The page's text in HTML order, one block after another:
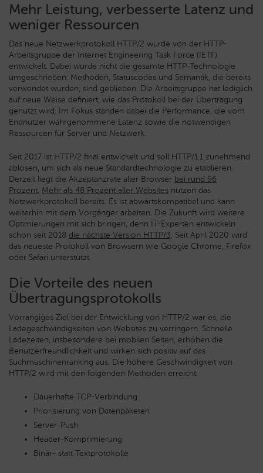
Mehr Leistung, verbesserte Latenz und
weniger Ressourcen
Das neue Netzwerkprotokoll HTTP/2 wurde von der HTTP-
Arbeitsgruppe der Internet Engineering Task Force (IETF)
entwickelt. Dabei wurde nicht die gesamte HTTP-Technologie
umgeschrieben: Methoden, Statuscodes und Semantik, die bereits
verwendet wurden, sind geblieben. Die Arbeitsgruppe hat lediglich
auf neue Weise definiert, wie das Protokoll bei der Übertragung
genutzt wird. Im Fokus standen dabei die Performance, die vom
Endnutzer wahrgenommene Latenz sowie die notwendigen
Ressourcen für Server und Netzwerk.
Seit 2017 ist HTTP/2 final entwickelt und soll HTTP/1.1 zunehmend
ablösen, um sich als neue Standardtechnologie zu etablieren.
Derzeit liegt die Akzeptanzrate aller Browser bei rund 96
Prozent. Mehr als 48 Prozent aller Websites nutzen das
Netzwerkprotokoll bereits. Es ist abwärtskompatibel und kann
weiterhin mit dem Vorgänger arbeiten. Die Zukunft wird weitere
Optimierungen mit sich bringen, denn IT-Experten entwickeln
schon seit 2018 die nächste Version HTTP/3. Seit April 2020 wird
das neueste Protokoll von Browsern wie Google Chrome, Firefox
oder Safari unterstützt.
Die Vorteile des neuen
Übertragungsprotokolls
Vorrangiges Ziel bei der Entwicklung von HTTP/2 war es, die
Ladegeschwindigkeiten von Websites zu verringern. Schnelle
Ladezeiten, insbesondere bei mobilen Seiten, erhöhen die
Benutzerfreundlichkeit und wirken sich positiv auf das
Suchmaschinenranking aus. Die höhere Geschwindigkeit von
HTTP/2 wird mit den folgenden Methoden erreicht:
Dauerhafte TCP-Verbindung
Priorisierung von Datenpaketen
Server-Push
Header-Komprimierung
Binär- statt Textprotokolle